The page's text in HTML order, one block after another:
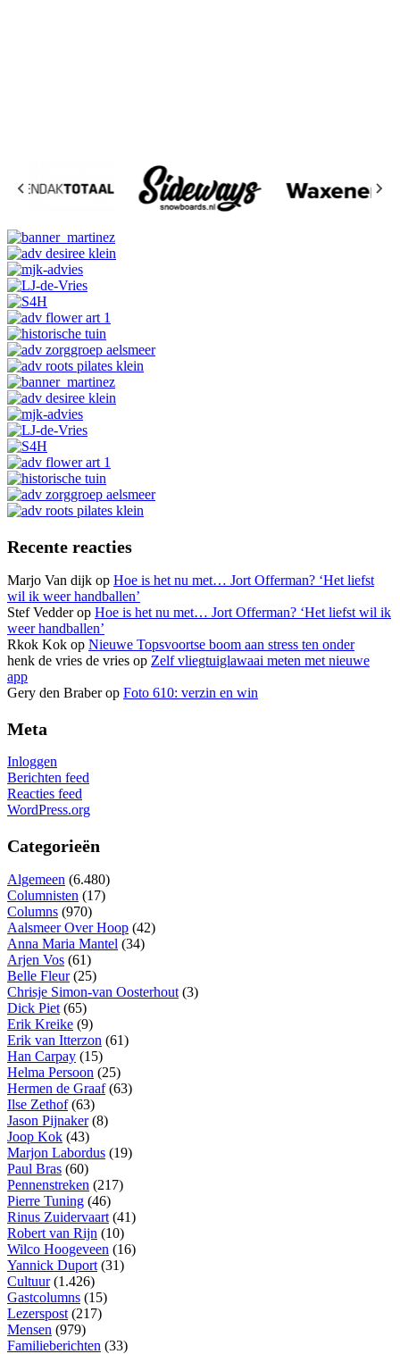
Recente reacties
Marjo Van dijk op Hoe is het nu met… Jort Offerman? ‘Het liefst
wil ik weer handballen’
Stef Vedderop Hoe is het nu met… Jort Offerman? ‘Het liefst wil ik
weer handballen’
Rkok Kok op Nieuwe Topsvoortse boom aan stress ten onder
henk de vries de vries op Zelf vliegtuiglawaai meten met nieuwe
app
Gery den Braberop Foto 610: verzin en win
Meta
Inloggen
Berichten feed
Reacties feed
WordPress.org
Categorieën
Algemeen (6.480)
Columnisten (17)
Columns (970)
Aalsmeer Over Hoop (42)
Anna Maria Mantel (34)
Arjen Vos (61)
Belle Fleur(25)
Chrisje Simon-van Oosterhout (3)
Dick Piet (65)
Erik Kreike (9)
Erik van Itterzon (61)
Han Carpay (15)
Helma Persoon (25)
Hermen de Graaf(63)
Ilse Zethof(63)
Jason Pijnaker(8)
Joop Kok (43)
Marjon Labordus (19)
Paul Bras (60)
Pennenstreken (217)
Pierre Tuning (46)
Rinus Zuidervaart (41)
Robert van Rijn (10)
Wilco Hoogeveen (16)
Yannick Duport (31)
Cultuur(1.426)
Gastcolumns (15)
Lezerspost (217)
Mensen (979)
Familieberichten (33)